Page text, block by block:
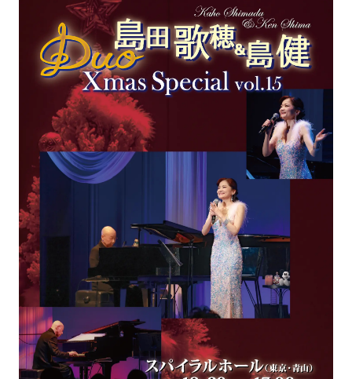
KITTE丸の内
⼆⼦⽟川 Dogwood Plaza
横浜赤レンガ倉庫
ルクア⼤阪
Nail Salon4
Spiral Nail Salon 青山
Spiral Nail Salon NEWoMan
⾼輪
naila 横浜ランドマーク
naila 大宮そごう
Café
Spiral Café 青山
Spiral Garden 福岡ワンビル
CAFE AALTO 新丸ビル
Spiral Rendezvous
Store 1
Spiral Rendezvous Store
Others3
spiral art gallery 名古屋
Spiral Schole
スパイラルが推進するエデュケーシ
ョンプログラム
Spiral Print Collection
スパイラルが提案するオリジナルプ
リント作品
採用情報 お問い合わせ